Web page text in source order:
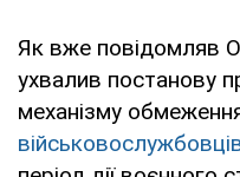
Як вже повідомляв
ухвалив постанову
механізму